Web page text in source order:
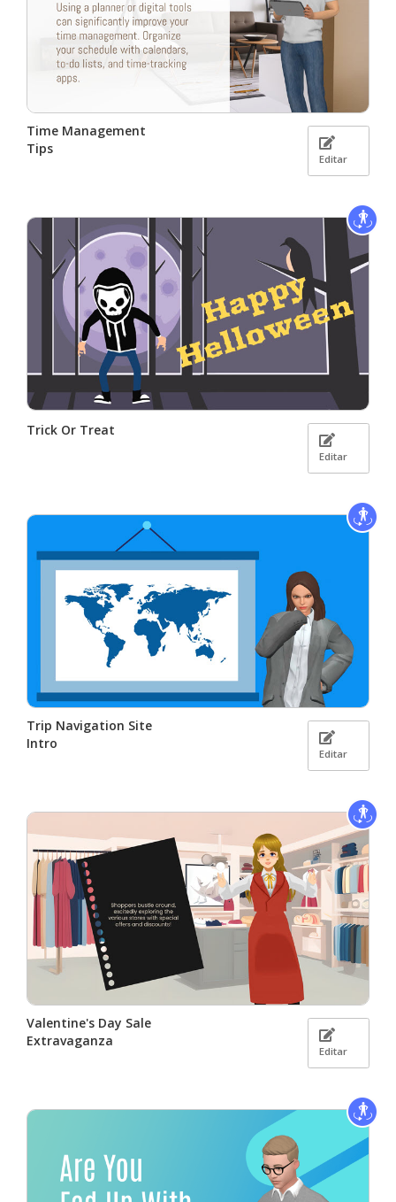
Time Management
Tips
Editar
Trick Or Treat
Editar
Trip Navigation Site
Intro
Editar
Valentine's Day Sale
Extravaganza
Editar